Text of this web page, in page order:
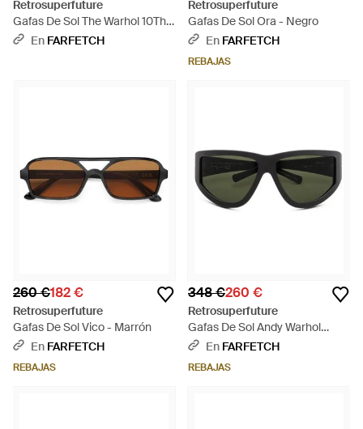
Retrosuperfuture
Gafas De Sol The Warhol 10Th
Anniversary Con Montura
En FARFETCH
Retrosuperfuture
Gafas De Sol Ora - Negro
En FARFETCH
REBAJAS
260 €182 €
Retrosuperfuture
Gafas De Sol Vico - Marrón
En FARFETCH
REBAJAS
348 €260 €
Retrosuperfuture
Gafas De Sol Andy Warhol
Knives - Negro
En FARFETCH
REBAJAS